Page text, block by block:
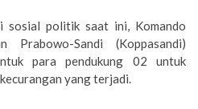
sosial politik saat ini, Komando
Prabowo-Sandi (Koppasandi)
para pendukung 02 untuk
yang terjadi.